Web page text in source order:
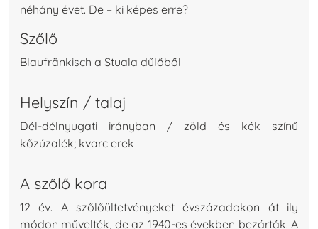
néhány évet. De – ki képes erre?
Szőlő
Blaufränkisch a Stuala dűlőből
Helyszín / talaj
Dél-délnyugati irányban / zöld és kék színű
kőzúzalék; kvarc erek
A szőlő kora
12 év. A szőlőültetvényeket évszázadokon át ily
módon művelték, de az 1940-es években bezárták. A